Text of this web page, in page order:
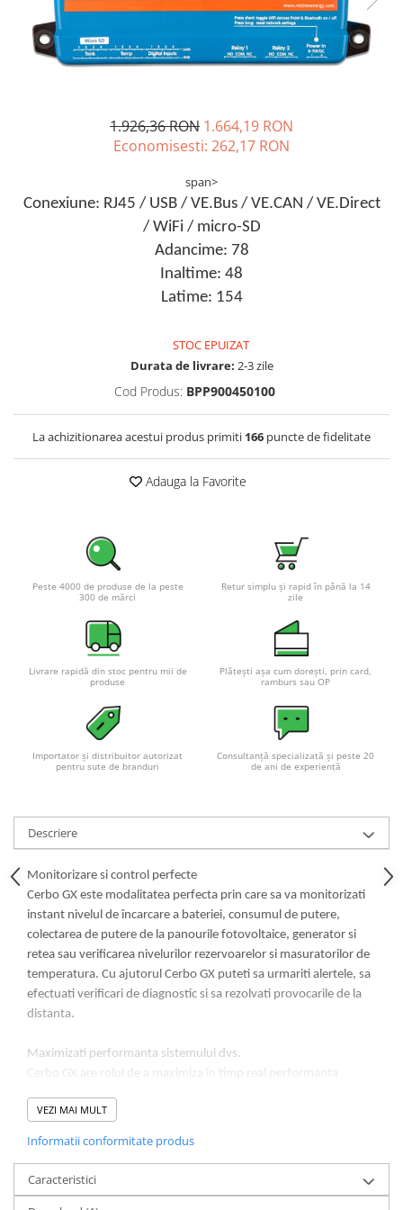
Incarcatoare acumulatori
Panouri fotovoltaice si accesorii
Panouri fotovoltaice
Invertoare On-grid
Sisteme de stocare energie
Pachete complete stocare energie
Sisteme de Stocare Comerciale
Sisteme fotovoltaice complete
Sisteme fotovoltaice profesionale
Pachete sisteme fotovoltaice
Statii de incarcare vehicule
Statii de incarcare
Cabluri de incarcare vehicule
Prize de incarcare vehicule
Accesorii
Acumulatori VRLA AGM/GEL /
Tractiune / LiFePo4
Baterii si acumulatori gel si VRLA
6-12 V
Baterii si acumulatori AGM VRLA
de 6-12 V
Acumulatori Moto, ATV
GEL
AGM
Li-Ion
SLA AGM (Sealed Lead Acid)
Deep Cycle - Tractiune/Semi-
Marine & Caravan
APC
Pachete acumulatori VRLA
Sisteme de management (BMS)
1.926,36 RON 1.664,19 RON
Economisesti: 262,17 RON
span>
Conexiune: RJ45 / USB / VE.Bus / VE.CAN / VE.Direct
/ WiFi / micro-SD
Adancime: 78
Inaltime: 48
Latime: 154
STOC EPUIZAT
Durata de livrare: 2-3 zile
Cod Produs: BPP900450100
La achizitionarea acestui produs primiti 166 puncte de fidelitate
Adauga la Favorite
Peste 4000 de produse de la peste
300 de mărci
Retur simplu și rapid în până la 14
zile
Livrare rapidă din stoc pentru mii de
produse
Plătești așa cum dorești, prin card,
ramburs sau OP
Importator și distribuitor autorizat
pentru sute de branduri
Consultanță specializată și peste 20
de ani de experiență
Descriere
Monitorizare si control perfecte
Cerbo GX este modalitatea perfecta prin care sa va monitorizati
instant nivelul de încarcare a bateriei, consumul de putere,
colectarea de putere de la panourile fotovoltaice, generator si
retea sau verificarea nivelurilor rezervoarelor si masuratorilor de
temperatura. Cu ajutorul Cerbo GX puteti sa urmariti alertele, sa
efectuati verificari de diagnostic si sa rezolvati provocarile de la
distanta.
Maximizati performanta sistemului dvs.
Cerbo GX are rolul de a maximiza în timp real performanta
perfect. Prezenta procesorului cu doua nuclee, precum si
posibila chiar si sustinerea unor sisteme mai mari. Trebuie
sa urmariti bateriile (litiu) gestionate, iar cel de-al doilea port
poate accepta pâna la 25 de încarcatoare solare VE.Can
VEZI MAI MULT
Informatii conformitate produs
Caracteristici